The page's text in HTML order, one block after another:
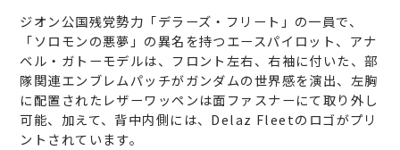
ジオン公国残党勢力「デラーズ・フリート」の一員で、
「ソロモンの悪夢」の異名を持つエースパイロット、アナ
ベル・ガトーモデルは、フロント左右、右袖に付いた、部
隊関連エンブレムパッチがガンダムの世界感を演出、左胸
に配置されたレザーワッペンは面ファスナーにて取り外し
可能、加えて、背中内側には、Delaz Fleetのロゴがプリ
ントされています。